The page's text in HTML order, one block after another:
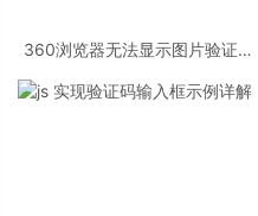
360浏览器无法显示图片验证码
片验证码解决方法